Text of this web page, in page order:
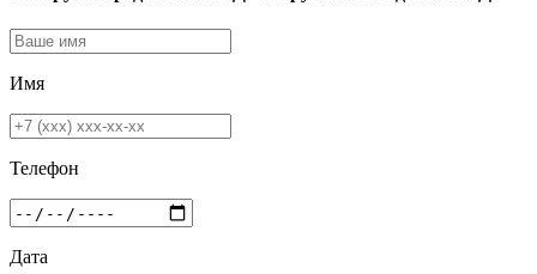
Имя
Телефон
Дата